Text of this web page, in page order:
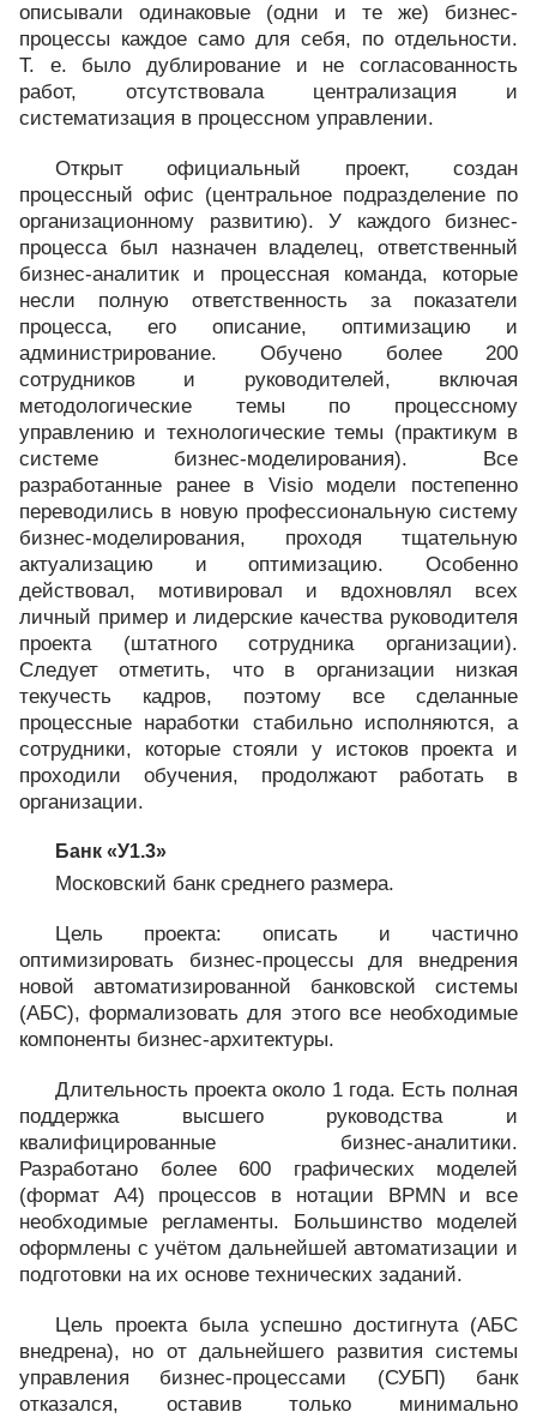
описывали одинаковые (одни и те же) бизнес-
процессы каждое само для себя, по отдельности.
Т. е. было дублирование и не согласованность
работ, отсутствовала централизация и
систематизация в процессном управлении.
Открыт официальный проект, создан
процессный офис (центральное подразделение по
организационному развитию). У каждого бизнес-
процесса был назначен владелец, ответственный
бизнес-аналитик и процессная команда, которые
несли полную ответственность за показатели
процесса, его описание, оптимизацию и
администрирование. Обучено более 200
сотрудников и руководителей, включая
методологические темы по процессному
управлению и технологические темы (практикум в
системе бизнес-моделирования). Все
разработанные ранее в Visio модели постепенно
переводились в новую профессиональную систему
бизнес-моделирования, проходя тщательную
актуализацию и оптимизацию. Особенно
действовал, мотивировал и вдохновлял всех
личный пример и лидерские качества руководителя
проекта (штатного сотрудника организации).
Следует отметить, что в организации низкая
текучесть кадров, поэтому все сделанные
процессные наработки стабильно исполняются, а
сотрудники, которые стояли у истоков проекта и
проходили обучения, продолжают работать в
организации.
Банк «У1.3»
Московский банк среднего размера.
Цель проекта: описать и частично
оптимизировать бизнес-процессы для внедрения
новой автоматизированной банковской системы
(АБС), формализовать для этого все необходимые
компоненты бизнес-архитектуры.
Длительность проекта около 1 года. Есть полная
поддержка высшего руководства и
квалифицированные бизнес-аналитики.
Разработано более 600 графических моделей
(формат А4) процессов в нотации BPMN и все
необходимые регламенты. Большинство моделей
оформлены с учётом дальнейшей автоматизации и
подготовки на их основе технических заданий.
Цель проекта была успешно достигнута (АБС
внедрена), но от дальнейшего развития системы
управления бизнес-процессами (СУБП) банк
отказался, оставив только минимально